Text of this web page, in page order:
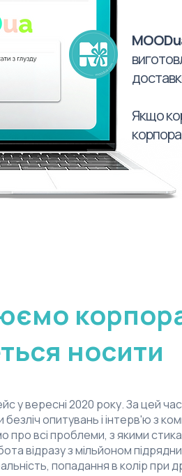
Якщо
носити
у вересні 2020 року. За цей
опитувань і інтерв'ю з
про всі проблеми, з якими
відразу з мільйоном
попадання в колір при